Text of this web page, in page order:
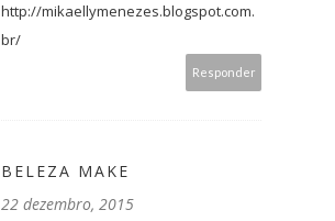
http://mikaellymenezes.blogspot.com.
br/
Responder
BELEZA MAKE
22 dezembro, 2015